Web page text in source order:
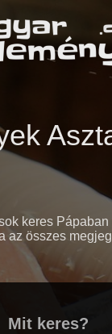
keres Pápaban
az összes
Mit keres?